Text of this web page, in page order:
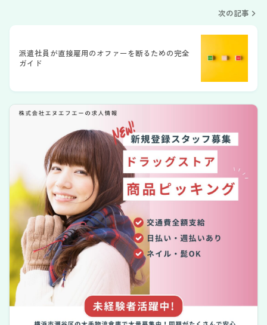
次の記事
派遣社員が直接雇用のオファーを断るための完全
ガイド